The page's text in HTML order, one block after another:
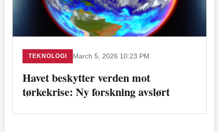
TEKNOLOGI March 5, 2026 10:23 PM
Havet beskytter verden mot
tørkekrise: Ny forskning avslørt